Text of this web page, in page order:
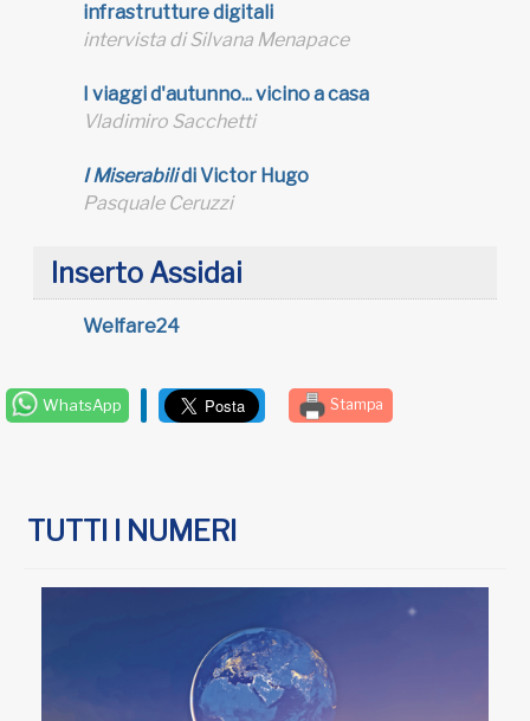
infrastrutture digitali
intervista di Silvana Menapace
I viaggi d'autunno... vicino a casa
Vladimiro Sacchetti
I Miserabilidi Victor Hugo
Pasquale Ceruzzi
Inserto Assidai
Welfare24
WhatsApp Stampa
TUTTI I NUMERI